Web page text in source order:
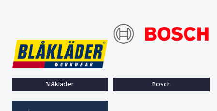
Blåkläder Bosch